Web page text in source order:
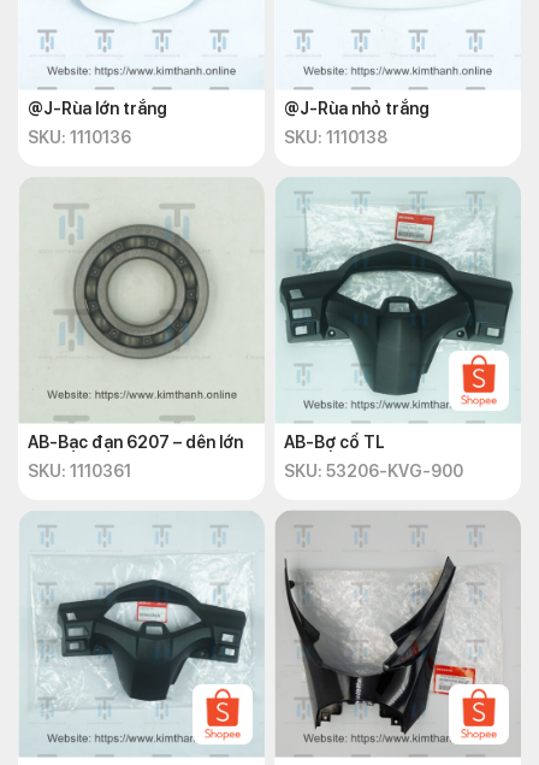
@J-Rùa lớn trắng
SKU: 1110136
@J-Rùa nhỏ trắng
SKU: 1110138
AB-Bạc đạn 6207 – dên lớn
SKU: 1110361
AB-Bợ cổ TL
SKU: 53206-KVG-900